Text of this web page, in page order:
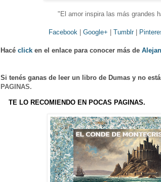
"El amor inspira las más grandes
Facebook Google+ Tumblr|
Hacé click en el enlace para conocer más de
Si tenés ganas de leer un libro de Dumas y no
PAGINAS.
TE LO RECOMIENDO EN POCAS PAGINAS.